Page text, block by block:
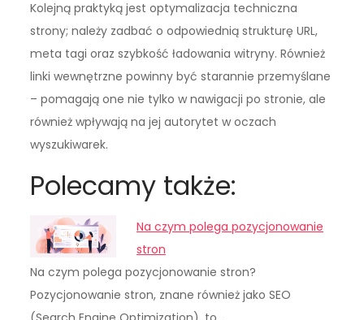
Kolejną praktyką jest optymalizacja techniczna
strony; należy zadbać o odpowiednią strukturę URL,
meta tagi oraz szybkość ładowania witryny. Również
linki wewnętrzne powinny być starannie przemyślane
– pomagają one nie tylko w nawigacji po stronie, ale
również wpływają na jej autorytet w oczach
wyszukiwarek.
Polecamy także:
Na czym polega pozycjonowanie
stron
Na czym polega pozycjonowanie stron?
Pozycjonowanie stron, znane również jako SEO